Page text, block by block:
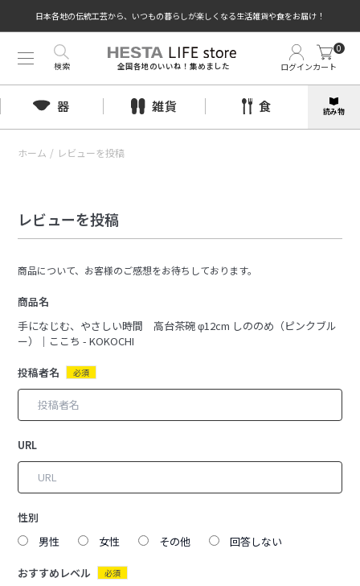
日本各地の伝統工芸から、いつもの暮らしが楽しくなる生活雑貨や食をお届け！
全国各地のいいね！集めました ログインカート
0
検索
器 雑貨 食 読み物
ホーム / レビューを投稿
レビューを投稿
商品について、お客様のご感想をお待ちしております。
商品名
手になじむ、やさしい時間 高台茶碗 φ12cm しののめ（ピンクブル
ー）｜ここち - KOKOCHI
投稿者名 必須
URL
性別
男性
女性 その他 回答しない
おすすめレベル 必須